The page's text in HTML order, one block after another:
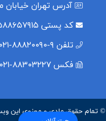
آدرس تهران خیابان
کد پستی
تلفن
فکس ۸۸۳۰۳۲۲۷-۰۲۱
© تمام حقوق مادی و معنوی این